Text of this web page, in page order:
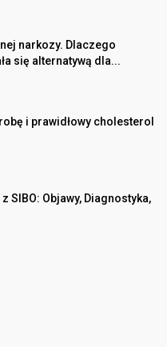
narkozy. Dlaczego
się alternatywą dla...
i prawidłowy cholesterol
SIBO: Objawy, Diagnostyka,